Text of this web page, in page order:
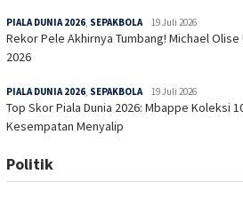
PIALA DUNIA 2026, SEPAKBOLA 19 Juli 2026
Rekor Pele Akhirnya Tumbang! Michael Olise
2026
PIALA DUNIA 2026, SEPAKBOLA 19 Juli 2026
Top Skor Piala Dunia 2026: Mbappe Koleksi
Kesempatan Menyalip
Politik